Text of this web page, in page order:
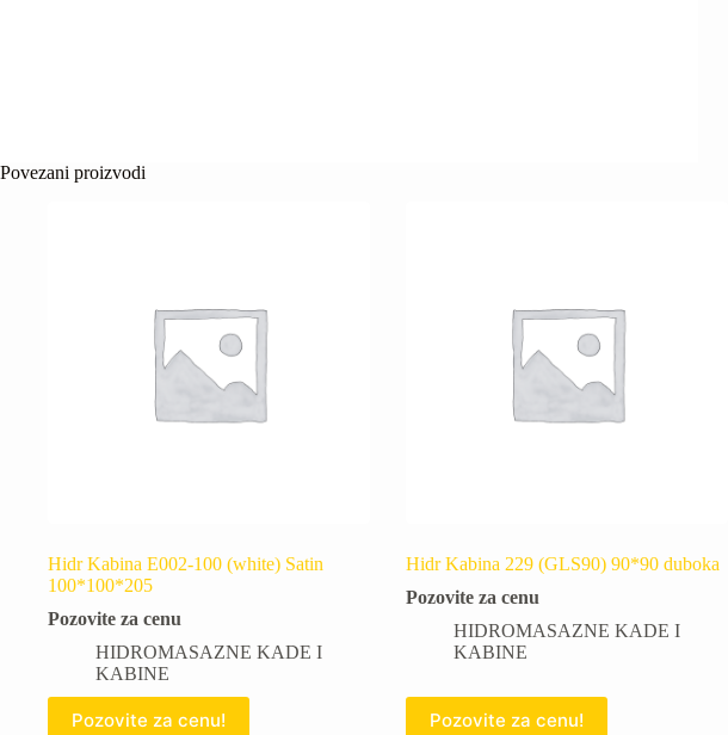
Povezani proizvodi
Hidr Kabina E002-100 (white) Satin
100*100*205
Pozovite za cenu
HIDROMASAZNE KADE I
KABINE
Pozovite za cenu!
Hidr Kabina 229 (GLS90) 90*90 duboka
Pozovite za cenu
HIDROMASAZNE KADE I
KABINE
Pozovite za cenu!